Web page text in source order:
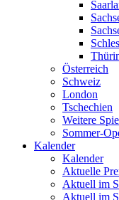
Österreich
Schweiz
London
Tschechien
Weitere
Sommer-
Kalender
Kalender
Aktuelle
Aktuell im
Aktuell im